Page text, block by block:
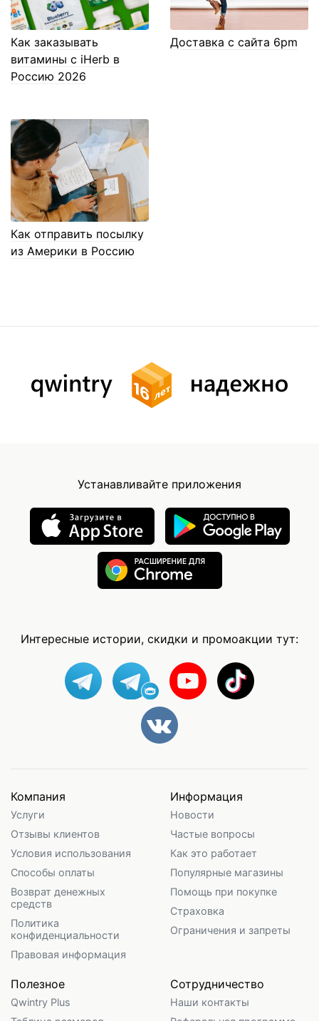
Как заказывать
витамины с iHerb в
Россию 2026
Доставка с сайта 6pm
Как отправить посылку
из Америки в Россию
Устанавливайте приложения
Интересные истории, скидки и промоакции тут:
Компания
Услуги
Отзывы клиентов
Условия использования
Способы оплаты
Возврат денежных
средств
Политика
конфиденциальности
Правовая информация
Информация
Новости
Частые вопросы
Как это работает
Популярные магазины
Помощь при покупке
Страховка
Ограничения и запреты
Полезное
Qwintry Plus
Сотрудничество
Наши контакты